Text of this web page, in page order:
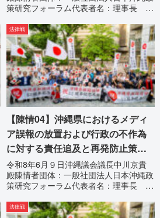
策研究フォーラム代表者名：理事長 仲
080-違法な沖縄県の条例運用が改善され
るまで運用停止を求める陳情陳情の趣旨
沖縄県は、「沖縄県...
法律戦
【陳情04】沖縄県におけるメディ
ア誤報の放置および行政の不作為
に対する責任追及と再発防止策を
求める陳情
令和8年6月９日沖縄議会議長中川京貴
殿陳情者団体：一般社団法人日本沖縄政
策研究フォーラム代表者名：理事長 仲
080-【陳情03】沖縄県におけるメディ
法律戦